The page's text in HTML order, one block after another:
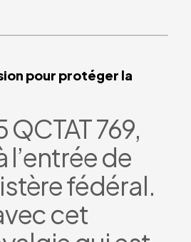
pour protéger la
769,
l’entrée de
fédéral.
cet